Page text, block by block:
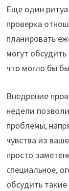
Еще один
проверка
планировать
могут
что могло бы
Внедрение
недели
проблемы,
чувства из
просто
специальное,
обсудить